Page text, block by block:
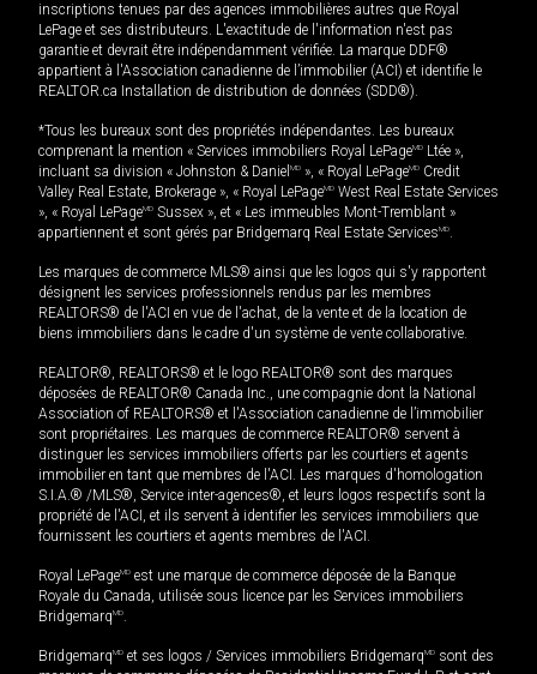
inscriptions tenues par des agences immobilières autres que Royal
LePage et ses distributeurs. L'exactitude de l'information n'est pas
garantie et devrait être indépendamment vérifiée. La marque DDF®
appartient à l'Association canadienne de l’immobilier (ACI) et identifie le
REALTOR.ca Installation de distribution de données (SDD®).
*Tous les bureaux sont des propriétés indépendantes. Les bureaux
comprenant la mention « Services immobiliers Royal LePageMD Ltée »,
incluant sa division « Johnston & Daniel MD », « Royal LePageMD Credit
Valley Real Estate, Brokerage », « Royal LePageMD West Real Estate Services
», « Royal LePageMD Sussex », et « Les immeubles Mont-Tremblant »
appartiennent et sont gérés par Bridgemarq Real Estate ServicesMD.
Les marques de commerce MLS® ainsi que les logos qui s'y rapportent
désignent les services professionnels rendus par les membres
REALTORS® de l'ACI en vue de l'achat, de la vente et de la location de
biens immobiliers dans le cadre d'un système de vente collaborative.
REALTOR®, REALTORS® et le logo REALTOR® sont des marques
déposées de REALTOR® Canada Inc., une compagnie dont la National
Association of REALTORS® et l'Association canadienne de l’immobilier
sont propriétaires. Les marques de commerce REALTOR® servent à
distinguer les services immobiliers offerts par les courtiers et agents
immobilier en tant que membres de l'ACI. Les marques d'homologation
S.I.A.® /MLS®, Service inter-agences®, et leurs logos respectifs sont la
propriété de l'ACI, et ils servent à identifier les services immobiliers que
fournissent les courtiers et agents membres de l'ACI.
Royal LePageMD est une marque de commerce déposée de la Banque
Royale du Canada, utilisée sous licence par les Services immobiliers
BridgemarqMD.
BridgemarqMD et ses logos / Services immobiliers BridgemarqMD sont des